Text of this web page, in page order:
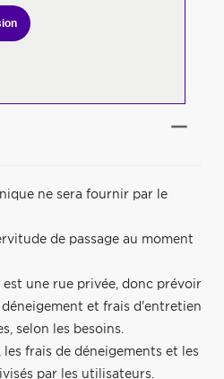
ne sera fournir par le
de passage au moment
une rue privée, donc prévoir
et frais d'entretien
selon les besoins.
les frais de déneigements et les
par les utilisateurs.